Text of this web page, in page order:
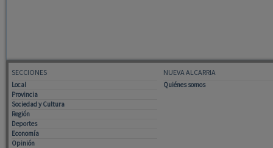
SECCIONES
Local
Provincia
Sociedad y Cultura
Región
Deportes
Economía
Opinión
NUEVA ALCARRIA
Quiénes somos